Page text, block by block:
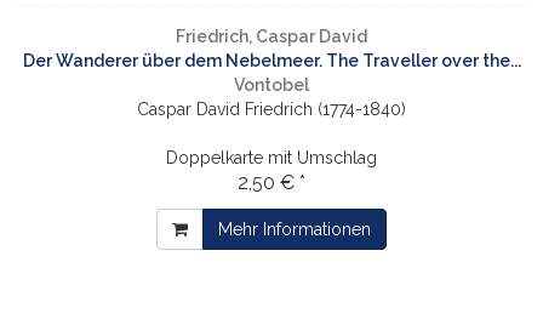
Friedrich, Caspar David
Der Wanderer über dem Nebelmeer. The Traveller over the...
Vontobel
Caspar David Friedrich (1774-1840)
Doppelkarte mit Umschlag
2,50 € *
Mehr Informationen